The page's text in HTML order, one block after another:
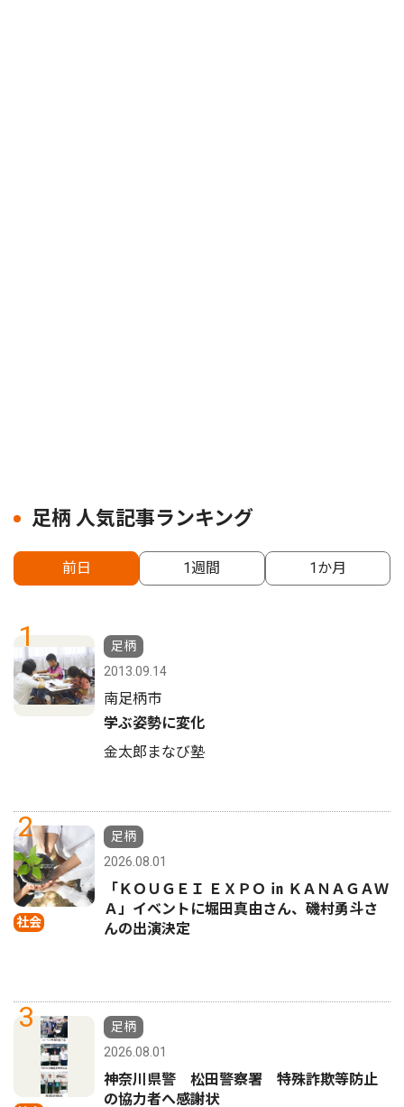
足柄 人気記事ランキング
前日 1週間 1か月
1
足柄
2013.09.14
南足柄市
学ぶ姿勢に変化
金太郎まなび塾
2
社会
足柄
2026.08.01
「ＫＯＵＧＥＩ ＥＸＰＯ ㏌ ＫＡＮＡＧＡＷ
Ａ」イベントに堀田真由さん、磯村勇斗さ
んの出演決定
3
足柄
2026.08.01
神奈川県警 松田警察署 特殊詐欺等防止
の協力者へ感謝状